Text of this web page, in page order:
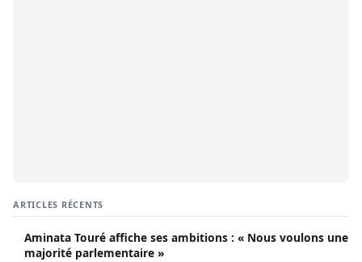
ARTICLES RÉCENTS
Aminata Touré affiche ses ambitions : « Nous voulons une
majorité parlementaire »